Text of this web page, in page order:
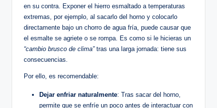
en su ⁤contra. ‌Exponer el hierro esmaltado a temperaturas⁢
extremas, por ejemplo, al⁢ sacarlo del horno y colocarlo
directamente bajo un‌ chorro de agua fría, puede causar que
el esmalte ​se agriete‌ o se⁢ rompa. Es⁤ como si le hicieras un
“cambio brusco de clima”tras una larga jornada: tiene ‌sus
consecuencias.
Por ello, es recomendable:
Dejar enfriar‌ naturalmente: Tras sacar del horno,
permite que se enfríe un poco ⁤antes de⁣ interactuar con